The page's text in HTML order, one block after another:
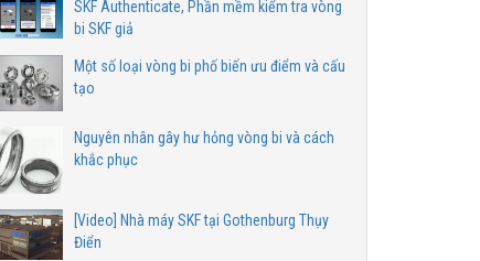
SKF Authenticate, Phần mềm kiểm tra vòng
bi SKF giả
Một số loại vòng bi phố biến ưu điểm và cấu
tạo
Nguyên nhân gây hư hỏng vòng bi và cách
khắc phục
[Video] Nhà máy SKF tại Gothenburg Thụy
Điển